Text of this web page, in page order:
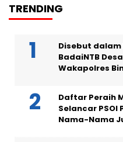
TRENDING
Disebut dalam
BadaiNTB
Wakapolres
Daftar Peraih
Selancar PSOI
Nama-Nama